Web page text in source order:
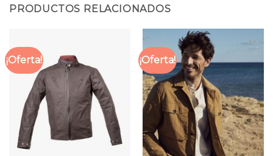
PRODUCTOS RELACIONADOS
¡Oferta! ¡Oferta!